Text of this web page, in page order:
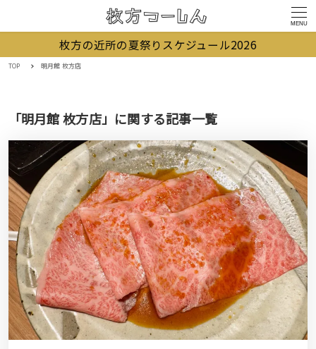
MENU
枚方の近所の夏祭りスケジュール2026
TOP 明月館 枚方店
「明月館 枚方店」に関する記事一覧